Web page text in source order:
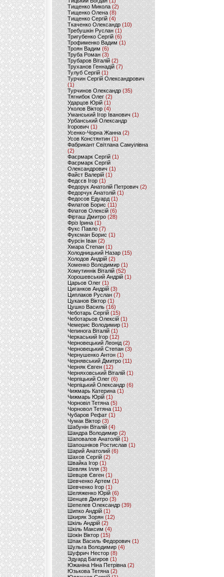
Тищенко Микола (2)
Тищенко Олена (8)
Тищенко Сергій (4)
Ткаченко Олександр (10)
Требушкін Руслан (1)
Тригубенко Сергій(6)
Трофименко Вадим (1)
Троян Вадим (6)
Труба Роман(3)
Трубаров Віталій (2)
Труханов Геннадій (7)
Тулуб Сергій(1)
Турчин Сергій Олександрович
(1)
Турчинов Олександр(35)
Тягнибок Олег (2)
Ударцов Юрій (1)
Уколов Віктор(4)
Уманський Ігор Іванович(1)
Урбанський Олександр
Ігорович (1)
Усенко-Чорна Жанна (2)
Усов Констянтин(1)
Фабрикант Світлана Самуілівна
(2)
Фаєрмарк Сергій(1)
Фаєрмарк Сергій
Олександрович (1)
Файст Валерій(1)
Федєєв Ігор (1)
Федорук Анатолій Петрович (2)
Федорчук Анатолій (1)
Федосов Едуард (1)
Филатов Борис (11)
Філатов Олексій (6)
Фірташ Дмитро (28)
Фріз Ірина (1)
Фукс Павло (7)
Фуксман Борис (1)
Фурсін Іван (2)
Хмара Степан(1)
Холодницький Назар(15)
Холодов Андрій (2)
Хоменко Володимир (1)
Хомутиннік Віталій (52)
Хорошевський Андрій (1)
Царьов Олег (1)
Циганков Андрій (3)
Циплаков Руслан(7)
Цуканов Віктор (1)
Цушко Василь (16)
Чеботарь Сергій (15)
Чеботарьов Олексій (1)
Чемерис Володимир (1)
Чепинога Віталій (1)
Черкаський Ігор (12)
Черновецький Леонід(2)
Черновецький Степан (3)
Чернушенко Антон (1)
Чернявський Дмитро(11)
Черняк Євген(12)
Черняховський Віталій (1)
Черпіцький Олег (6)
Черпіцький Олександр (6)
Чижмарь Катерина (1)
Чижмарь Юрій (1)
Чорновіл Тетяна (5)
Чорновол Тетяна (11)
Чубаров Рефат (1)
Чумак Віктор(3)
Шабунін Віталій (4)
Шандра Володимир (2)
Шаповалов Анатолій(1)
Шапошніков Ростислав(1)
Шарий Анатолий(6)
Шахов Сергій(2)
Швайка Ігор (1)
Шевляк Ілля (3)
Шевцов Євген (1)
Шевченко Артем(1)
Шевченко Ігор(1)
Шеляженко Юрій (6)
Шенцев Дмитро (3)
Шепелев Олександр (39)
Шипко Андрій(1)
Шкиряк Зорян(12)
Шкіль Андрій(2)
Шкіль Максим (4)
Шокін Віктор (15)
Шпак Василь Федорович (1)
Шульга Володимир (4)
Шуфрич Нестор(8)
Эдуард Багиров (1)
Южаніна Ніна Петрівна (2)
Юзькова Тетяна(2)